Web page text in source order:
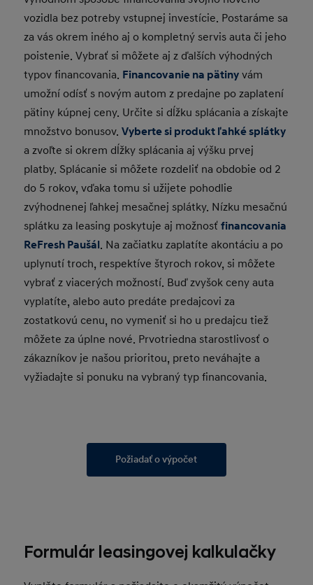
vozidla bez potreby vstupnej investície. Postaráme sa
za vás okrem iného aj o kompletný servis auta či jeho
poistenie. Vybrať si môžete aj z ďalších výhodných
typov financovania. Financovanie na pätiny vám
umožní odísť s novým autom z predajne po zaplatení
pätiny kúpnej ceny. Určite si dĺžku splácania a získajte
množstvo bonusov.Vyberte si produkt ľahké splátky
a zvoľte si okrem dĺžky splácania aj výšku prvej
platby. Splácanie si môžete rozdeliť na obdobie od 2
do 5 rokov, vďaka tomu si užijete pohodlie
zvýhodnenej ľahkej mesačnej splátky. Nízku mesačnú
splátku za leasing poskytuje aj možnosťfinancovania
ReFresh Paušál. Na začiatku zaplatíte akontáciu a po
uplynutí troch, respektíve štyroch rokov, si môžete
vybrať z viacerých možností. Buď zvyšok ceny auta
vyplatíte, alebo auto predáte predajcovi za
zostatkovú cenu, no vymeniť si ho u predajcu tiež
môžete za úplne nové. Prvotriedna starostlivosť o
zákazníkov je našou prioritou, preto neváhajte a
vyžiadajte si ponuku na vybraný typ financovania.
Požiadať o výpočet
Formulár leasingovej kalkulačky